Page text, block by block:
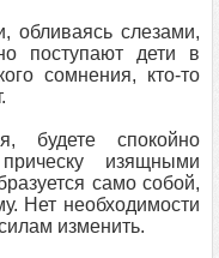
обливаясь слезами,
поступают дети в
сомнения, кто-то
будете спокойно
изящными
само собой,
Нет необходимости
изменить.